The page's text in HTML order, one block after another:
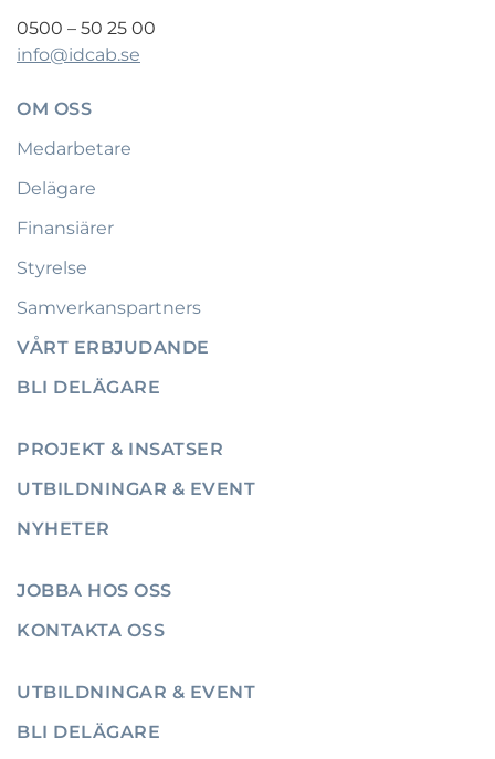
0500 – 50 25 00
info@idcab.se
OM OSS
Medarbetare
Delägare
Finansiärer
Styrelse
Samverkanspartners
VÅRT ERBJUDANDE
BLI DELÄGARE
PROJEKT & INSATSER
UTBILDNINGAR & EVENT
NYHETER
JOBBA HOS OSS
KONTAKTA OSS
UTBILDNINGAR & EVENT
BLI DELÄGARE